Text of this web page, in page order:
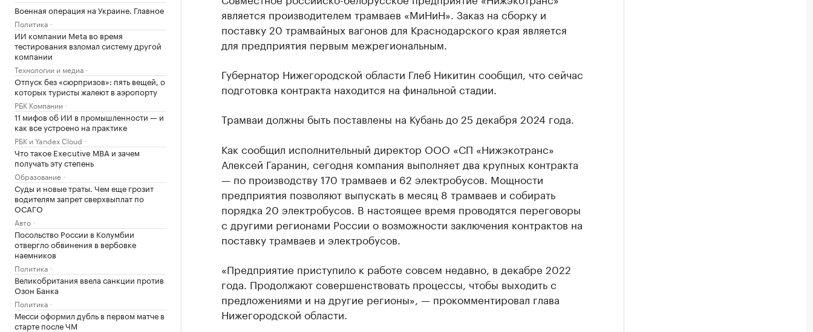
Военная операция на Украине. Главное
Политика
ИИ компании Meta во время
тестирования взломал систему другой
компании
Технологии и медиа
Отпуск без «сюрпризов»: пять вещей, о
которых туристы жалеют в аэропорту
РБК Компании
11 мифов об ИИ в промышленности — и
как все устроено на практике
РБК и Yandex Cloud
Что такое Executive MBA и зачем
получать эту степень
Образование
Суды и новые траты. Чем еще грозит
водителям запрет сверхвыплат по
ОСАГО
Авто
Посольство России в Колумбии
отвергло обвинения в вербовке
наемников
Политика
Великобритания ввела санкции против
Озон Банка
Политика
Месси оформил дубль в первом матче в
старте после ЧМ
является производителем трамваев «МиНиН». Заказ на сборку и
поставку 20 трамвайных вагонов для Краснодарского края является
для предприятия первым межрегиональным.
Губернатор Нижегородской области Глеб Никитин сообщил, что сейчас
подготовка контракта находится на финальной стадии.
Трамваи должны быть поставлены на Кубань до 25 декабря 2024 года.
Как сообщил исполнительный директор ООО «СП «Нижэкотранс»
Алексей Гаранин, сегодня компания выполняет два крупных контракта
— по производству 170 трамваев и 62 электробусов. Мощности
предприятия позволяют выпускать в месяц 8 трамваев и собирать
порядка 20 электробусов. В настоящее время проводятся переговоры
с другими регионами России о возможности заключения контрактов на
поставку трамваев и электробусов.
«Предприятие приступило к работе совсем недавно, в декабре 2022
года. Продолжают совершенствовать процессы, чтобы выходить с
предложениями и на другие регионы», — прокомментировал глава
Нижегородской области.